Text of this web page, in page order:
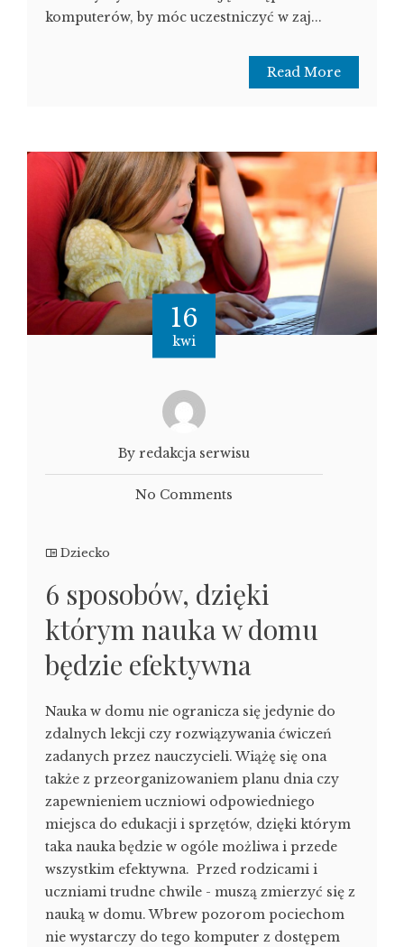
komputerów, by móc uczestniczyć w zaj...
Read More
16
kwi
By redakcja serwisu
No Comments
Dziecko
6 sposobów, dzięki
którym nauka w domu
będzie efektywna
Nauka w domu nie ogranicza się jedynie do
zdalnych lekcji czy rozwiązywania ćwiczeń
zadanych przez nauczycieli. Wiążę się ona
także z przeorganizowaniem planu dnia czy
zapewnieniem uczniowi odpowiedniego
miejsca do edukacji i sprzętów, dzięki którym
taka nauka będzie w ogóle możliwa i przede
wszystkim efektywna. Przed rodzicami i
uczniami trudne chwile - muszą zmierzyć się z
nauką w domu. Wbrew pozorom pociechom
nie wystarczy do tego komputer z dostępem